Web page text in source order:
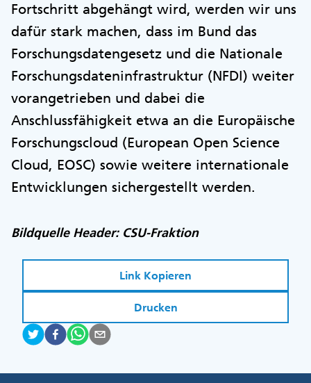
Fortschritt abgehängt wird, werden wir uns
dafür stark machen, dass im Bund das
Forschungsdatengesetz und die Nationale
Forschungsdateninfrastruktur (NFDI) weiter
vorangetrieben und dabei die
Anschlussfähigkeit etwa an die Europäische
Forschungscloud (European Open Science
Cloud, EOSC) sowie weitere internationale
Entwicklungen sichergestellt werden.
Bildquelle Header: CSU-Fraktion
Link Kopieren
Drucken